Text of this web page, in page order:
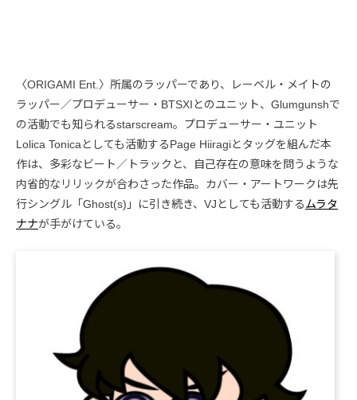
〈ORIGAMI Ent.〉所属のラッパーであり、レーベル・メイトの
ラッパー／プロデューサー・BTSXIとのユニット、Glumgunshで
の活動でも知られるstarscream。プロデューサー・ユニット
Lolica Tonicaとしても活動するPage Hiiragiとタッグを組んだ本
作は、多彩なビート／トラックと、自己存在の意味を問うような
内省的なリリックが合わさった作品。カバー・アートワークは先
行シングル「Ghost(s)」に引き続き、VJとしても活動するムラタ
ナナが手がけている。